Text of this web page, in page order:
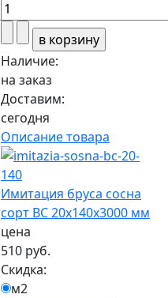
Наличие:
на заказ
Доставим:
сегодня
Описание товара
Имитация бруса сосна
сорт ВС 20х140х3000 мм
цена
510 руб.
Скидка:
м2